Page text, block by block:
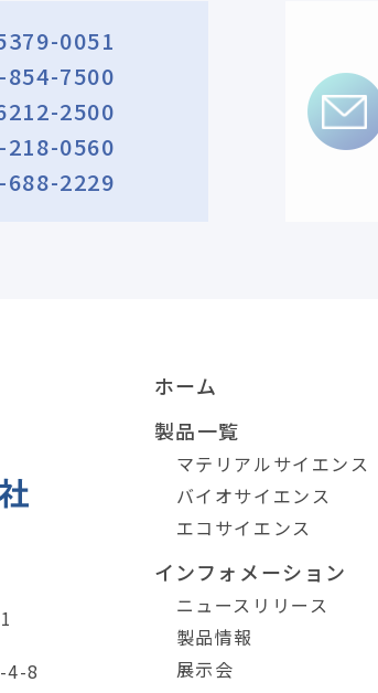
0051
854-7500
2500
218-0560
688-2229
4-8
ホーム
製品一覧
マテリアルサイエンス
バイオサイエンス
エコサイエンス
インフォメーション
ニュースリリース
製品情報
展示会